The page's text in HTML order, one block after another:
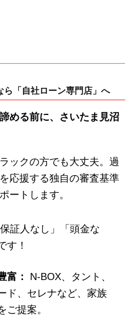
ら「自社ローン専門店」へ
める前に、さいたま見沼
ックの方でも大丈夫。過
応援する独自の審査基準
ートします。
保証人なし」「頭金な
す！
富：
N-BOX、タント、
ド、セレナなど、家族
ご提案。